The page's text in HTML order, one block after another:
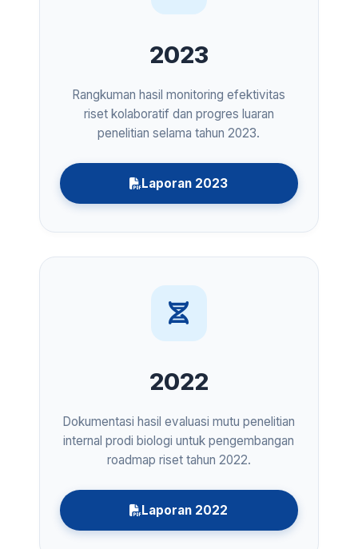
2023
Rangkuman hasil monitoring efektivitas
riset kolaboratif dan progres luaran
penelitian selama tahun 2023.
Laporan 2023
2022
Dokumentasi hasil evaluasi mutu penelitian
internal prodi biologi untuk pengembangan
roadmap riset tahun 2022.
Laporan 2022